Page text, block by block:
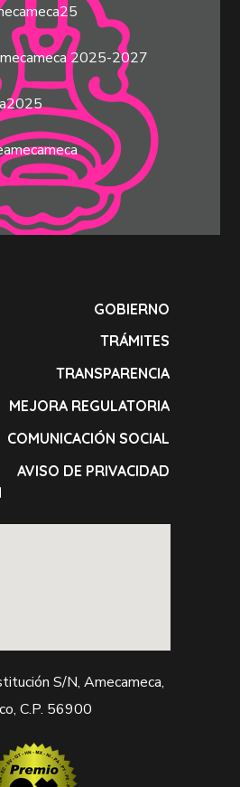
2025-2027
GOBIERNO
TRÁMITES
TRANSPARENCIA
MEJORA REGULATORIA
COMUNICACIÓN SOCIAL
AVISO DE PRIVACIDAD
S/N, Amecameca,
C.P. 56900